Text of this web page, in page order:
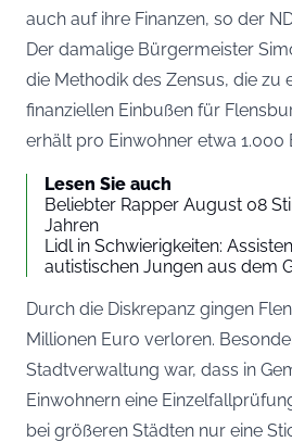
auch auf ihre Finanzen, so der
Der damalige Bürgermeister
die Methodik des Zensus, die zu
finanziellen Einbußen für
erhält pro Einwohner etwa 1.000
Lesen Sie auch
Beliebter Rapper August 08
Jahren
Lidl in Schwierigkeiten:
autistischen Jungen aus dem
Durch die Diskrepanz gingen
Millionen Euro verloren.
Stadtverwaltung war, dass in
Einwohnern eine
bei größeren Städten nur eine